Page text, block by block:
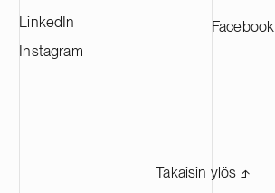
LinkedIn
Instagram
Facebook
Takaisin ylös ⬏